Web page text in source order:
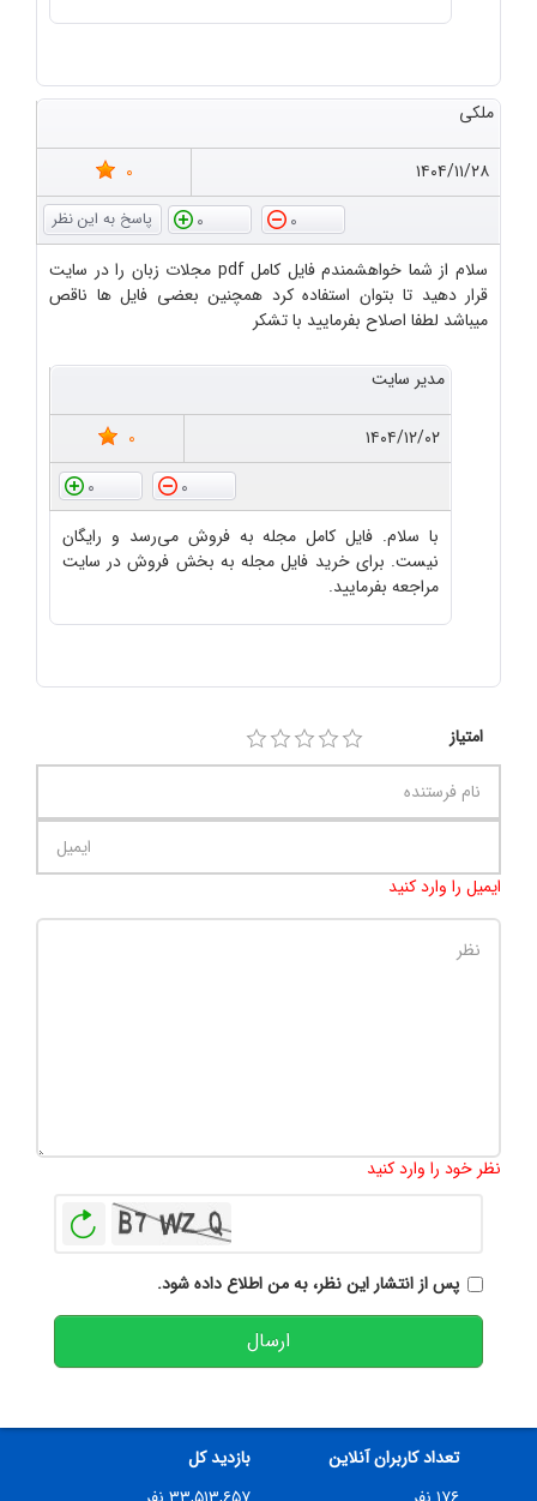
ملکی
۱۴۰۴/۱۱/۲۸
0
0
0
سلام از شما خواهشمندم فایل کامل pdf مجلات زبان را در سایت
قرار دهید تا بتوان استفاده کرد همچنین بعضی فایل ها ناقص
میباشد لطفا اصلاح بفرمایید با تشکر
مدیر سایت
۱۴۰۴/۱۲/۰۲
0
0
0
با سلام. فایل کامل مجله به فروش می‌رسد و رایگان
نیست. برای خرید فایل مجله به بخش فروش در سایت
مراجعه بفرمایید.
امتیاز
ایمیل را وارد کنید
نظر خود را وارد کنید
پس از انتشار این نظر، به من اطلاع داده شود.
ارسال
تعداد کاربران آنلاین
بازدید کل